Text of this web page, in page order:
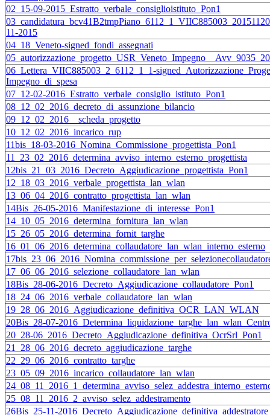
02_15-09-2015_Estratto_verbale_consiglioistituto_Pon1
11-2015
04_18_Veneto-signed_fondi_assegnati
06_Lettera_VIIC885003_2_6112_1_1-
Impegno_di_spesa
07_12-02-2016_Estratto_verbale_consiglio_istituto_Pon1
08_12_02_2016_decreto_di_assunzione_bilancio
09_12_02_2016__scheda_progetto
10_12_02_2016_incarico_rup
11bis_18-03-2016_Nomina_Commissione_progettista_Pon1
11_23_02_2016_determina_avviso_interno_esterno_progettista
12bis_21_03_2016_Decreto_Aggiudicazione_progettista_Pon1
12_18_03_2016_verbale_progettista_lan_wlan
13_06_04_2016_contratto_progettista_lan_wlan
14Bis_26-05-2016_Manifestazione_di_interesse_Pon1
14_10_05_2016_determina_fornitura_lan_wlan
15_26_05_2016_determina_fornit_targhe
16_01_06_2016_determina_collaudatore_lan_wlan_interno_esterno
17_06_06_2016_selezione_collaudatore_lan_wlan
18Bis_28-06-2016_Decreto_Aggiudicazione_collaudatore_Pon1
18_24_06_2016_verbale_collaudatore_lan_wlan
19_28_06_2016_Aggiudicazione_definitiva_OCR_LAN_WLAN
20Bis_28-07-
20_28-06_2016_Decreto_Aggiudicazione_definitiva_OcrSrl_Pon1
21_28_06_2016_decreto_aggiudicazione_targhe
22_29_06_2016_contratto_targhe
23_05_09_2016_incarico_collaudatore_lan_wlan
25_08_11_2016_2_avviso_selez_addestramento
26Bis_25-11-